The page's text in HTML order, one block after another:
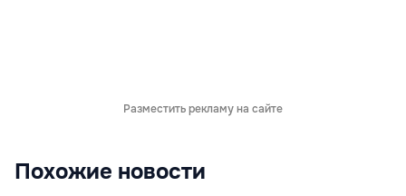
Разместить рекламу на сайте
Похожие новости